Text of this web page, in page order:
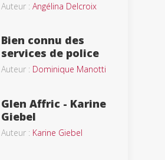
Auteur : Angélina Delcroix
Bien connu des
services de police
Auteur : Dominique Manotti
Glen Affric - Karine
Giebel
Auteur : Karine Giebel